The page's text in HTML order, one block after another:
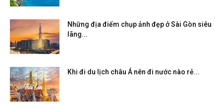
Những địa điểm chụp ảnh đẹp ở Sài Gòn siêu
lãng...
Khi đi du lịch châu Á nên đi nước nào rẻ...